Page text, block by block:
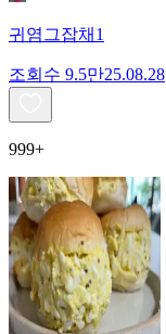
귀염그잡채1
조회수 9.5만25.08.28
999+